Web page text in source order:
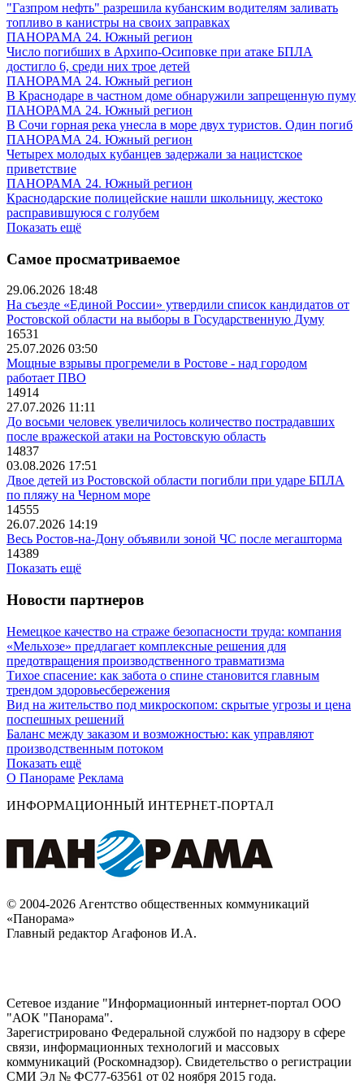
"Газпром нефть" разрешила кубанским водителям заливать
топливо в канистры на своих заправках
ПАНОРАМА 24. Южный регион
Число погибших в Архипо-Осиповке при атаке БПЛА
достигло 6, среди них трое детей
ПАНОРАМА 24. Южный регион
В Краснодаре в частном доме обнаружили запрещенную пуму
ПАНОРАМА 24. Южный регион
В Сочи горная река унесла в море двух туристов. Один погиб
ПАНОРАМА 24. Южный регион
Четырех молодых кубанцев задержали за нацистское
приветствие
ПАНОРАМА 24. Южный регион
Краснодарские полицейские нашли школьницу, жестоко
расправившуюся с голубем
Показать ещё
Самое просматриваемое
29.06.2026 18:48
На съезде «Единой России» утвердили список кандидатов от
Ростовской области на выборы в Государственную Думу
16531
25.07.2026 03:50
Мощные взрывы прогремели в Ростове - над городом
работает ПВО
14914
27.07.2026 11:11
До восьми человек увеличилось количество пострадавших
после вражеской атаки на Ростовскую область
14837
03.08.2026 17:51
Двое детей из Ростовской области погибли при ударе БПЛА
по пляжу на Черном море
14555
26.07.2026 14:19
Весь Ростов-на-Дону объявили зоной ЧС после мегашторма
14389
Показать ещё
Новости партнеров
Немецкое качество на страже безопасности труда: компания
«Мельхозе» предлагает комплексные решения для
предотвращения производственного травматизма
Тихое спасение: как забота о спине становится главным
трендом здоровьесбережения
Вид на жительство под микроскопом: скрытые угрозы и цена
поспешных решений
Баланс между заказом и возможностью: как управляют
производственным потоком
Показать ещё
О Панораме Реклама
ИНФОРМАЦИОННЫЙ ИНТЕРНЕТ-ПОРТАЛ
© 2004-2026 Агентство общественных коммуникаций
«Панорама»
Главный редактор Агафонов И.А.
Сетевое издание "Информационный интернет-портал ООО
"АОК "Панорама".
Зарегистрировано Федеральной службой по надзору в сфере
связи, информационных технологий и массовых
коммуникаций (Роскомнадзор). Cвидетельство о регистрации
СМИ Эл № ФС77-63561 от 02 ноября 2015 года.